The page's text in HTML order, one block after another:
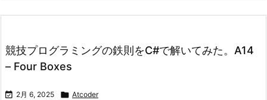
競技プログラミングの鉄則をC#で解いてみた。A14
– Four Boxes
 2月 6, 2025  Atcoder